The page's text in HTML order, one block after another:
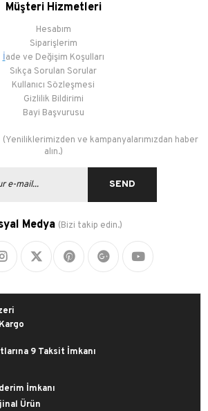
Müşteri Hizmetleri
Hesabım
Siparişlerim
İade ve Değişim Koşulları
Sıkça Sorulan Sorular
Kullanıcı Sözleşmesi
Gizlilik Bildirimi
Bayi Başvurusu
(Yeniliklerimizden ve kampanyalarımızdan haber
alın.)
SEND
Medya (Bizi takip edin.)
9 Taksit İmkanı
İmkanı
Ürün